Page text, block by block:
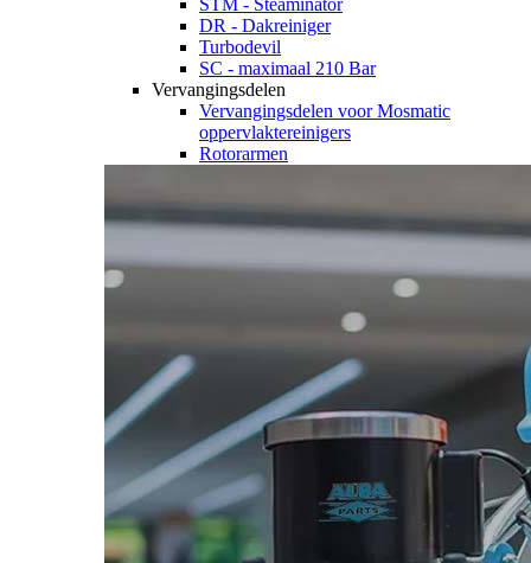
STM - Steaminator
DR - Dakreiniger
Turbodevil
SC - maximaal 210 Bar
Vervangingsdelen
Vervangingsdelen voor Mosmatic
oppervlaktereinigers
Rotorarmen